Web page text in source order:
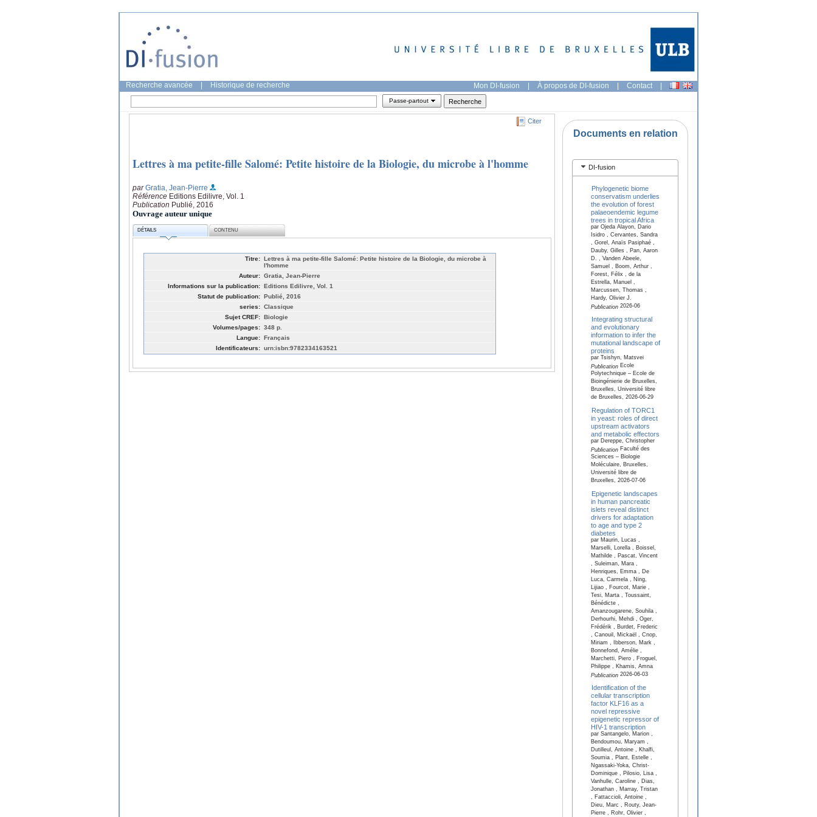
Recherche avancée Historique de recherche Mon DI-fusion | À propos de DI-fusion | Contact |
Passe-partout
Citer
Lettres à ma petite-fille Salomé: Petite histoire de la Biologie, du microbe à l'homme
parGratia, Jean-Pierre
Référence Editions Edilivre, Vol. 1
Publication Publié, 2016
Ouvrage auteur unique
DÉTAILS CONTENU
Titre: Lettres à ma petite-fille Salomé: Petite histoire de la Biologie, du microbe à
l'homme
Auteur: Gratia, Jean-Pierre
Informations sur la publication: Editions Edilivre, Vol. 1
Statut de publication: Publié, 2016
series: Classique
Sujet CREF: Biologie
Volumes/pages: 348 p.
Langue: Français
Identificateurs: urn:isbn:9782334163521
Documents en relation
DI-fusion
Phylogenetic biome
conservatism underlies
the evolution of forest
palaeoendemic legume
trees in tropical Africa
par Ojeda Alayon, Dario
Isidro , Cervantes, Sandra
, Gorel, Anaïs Pasiphaé ,
Dauby, Gilles , Pan, Aaron
D. , Vanden Abeele,
Samuel , Boom, Arthur ,
Forest, Félix , de la
Estrella, Manuel ,
Marcussen, Thomas ,
Hardy, Olivier J.
Publication2026-06
Integrating structural
and evolutionary
information to infer the
mutational landscape of
proteins
par Tsishyn, Matsvei
PublicationEcole
Polytechnique – Ecole de
Bioingénierie de Bruxelles,
Bruxelles, Université libre
de Bruxelles, 2026-06-29
Regulation of TORC1
in yeast: roles of direct
upstream activators
and metabolic effectors
par Dereppe, Christopher
PublicationFaculté des
Sciences – Biologie
Moléculaire, Bruxelles,
Université libre de
Bruxelles, 2026-07-06
Epigenetic landscapes
in human pancreatic
islets reveal distinct
drivers for adaptation
to age and type 2
diabetes
par Maurin, Lucas ,
Marselli, Lorella , Boissel,
Mathilde , Pascat, Vincent
, Suleiman, Mara ,
Henriques, Emma , De
Luca, Carmela , Ning,
Lijiao , Fourcot, Marie ,
Tesi, Marta , Toussaint,
Bénédicte ,
Amanzougarene, Souhila ,
Derhourhi, Mehdi , Oger,
Frédérik , Burdet, Frederic
, Canouil, Mickaël , Cnop,
Miriam , Ibberson, Mark ,
Bonnefond, Amélie ,
Marchetti, Piero , Froguel,
Philippe , Khamis, Amna
Publication2026-06-03
Identification of the
cellular transcription
factor KLF16 as a
novel repressive
epigenetic repressor of
HIV-1 transcription
par Santangelo, Marion ,
Bendoumou, Maryam ,
Dutilleul, Antoine , Khalfi,
Soumia , Plant, Estelle ,
Ngassaki-Yoka, Christ-
Dominique , Pilosio, Lisa ,
Vanhulle, Caroline , Dias,
Jonathan , Marray, Tristan
, Fattaccioli, Antoine ,
Dieu, Marc , Routy, Jean-
Pierre , Rohr, Olivier ,